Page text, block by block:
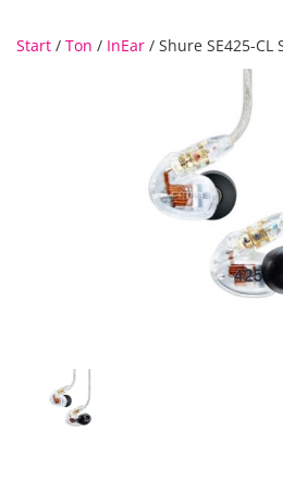
Start / Ton / InEar / Shure SE425-